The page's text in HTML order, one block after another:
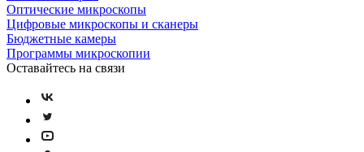
Оптические микроскопы
Цифровые микроскопы и сканеры
Бюджетные камеры
Программы микроскопии
Оставайтесь на связи